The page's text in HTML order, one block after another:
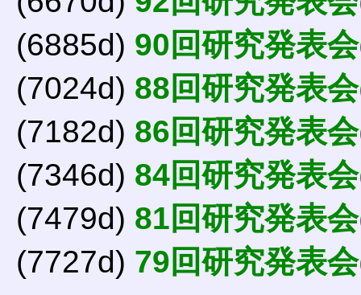
(6885d) 90回研究発表会
(7024d) 88回研究発表会
(7182d) 86回研究発表会
(7346d) 84回研究発表会
(7479d) 81回研究発表会
(7727d) 79回研究発表会